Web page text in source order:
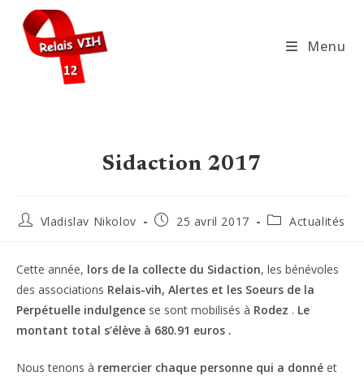
content
Menu
Sidaction 2017
Auteur/autrice
publication :
Vladislav Nikolov
Publication
25 avril 2017
PostActualités
Cette année, lors de la collecte du Sidaction, les bénévoles
des associations Relais-vih, Alertes et les Soeurs de la
Perpétuelle indulgence se sont mobilisés à Rodez . Le
montant total s’élève à 680.91 euros .
Nous tenons à remercier chaque personne qui a donné et